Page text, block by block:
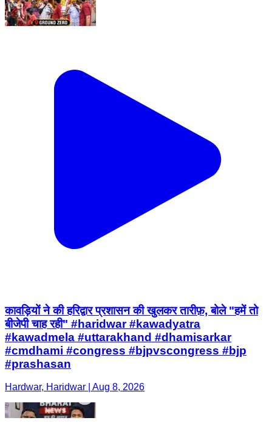
कावड़ियों ने की हरिद्वार प्रशासन की खुलकर तारीफ़, बोले "हमें तो
बीजेपी चाह रही" #haridwar #kawadyatra
#kawadmela #uttarakhand #dhamisarkar
#cmdhami #congress #bjpvscongress #bjp
#prashasan
Hardwar, Haridwar | Aug 8, 2026